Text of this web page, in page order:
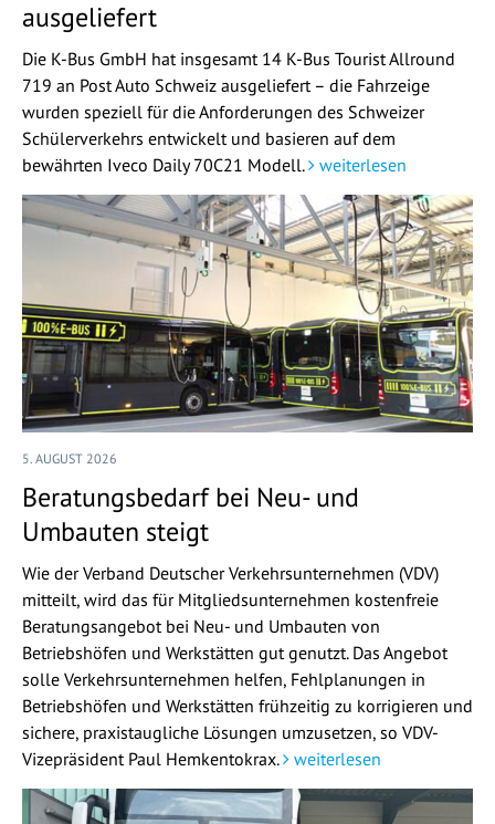
ausgeliefert
Die K-Bus GmbH hat insgesamt 14 K-Bus Tourist Allround
719 an Post Auto Schweiz ausgeliefert – die Fahrzeige
wurden speziell für die Anforderungen des Schweizer
Schülerverkehrs entwickelt und basieren auf dem
bewährten Iveco Daily 70C21 Modell.
weiterlesen
5. AUGUST 2026
Beratungsbedarf bei Neu- und
Umbauten steigt
Wie der Verband Deutscher Verkehrsunternehmen (VDV)
mitteilt, wird das für Mitgliedsunternehmen kostenfreie
Beratungsangebot bei Neu- und Umbauten von
Betriebshöfen und Werkstätten gut genutzt. Das Angebot
solle Verkehrsunternehmen helfen, Fehlplanungen in
Betriebshöfen und Werkstätten frühzeitig zu korrigieren und
sichere, praxistaugliche Lösungen umzusetzen, so VDV-
Vizepräsident Paul Hemkentokrax.
weiterlesen